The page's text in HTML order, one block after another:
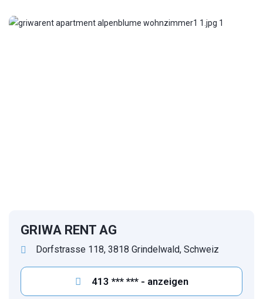
GRIWA RENT AG
Dorfstrasse 118, 3818 Grindelwald, Schweiz
413 *** *** - anzeigen